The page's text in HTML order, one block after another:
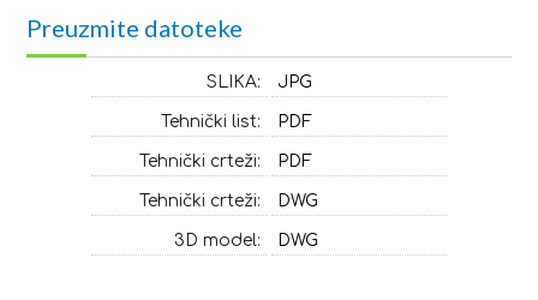
Preuzmite datoteke
SLIKA: JPG
Tehnički list: PDF
Tehnički crteži: PDF
Tehnički crteži: DWG
3D model: DWG